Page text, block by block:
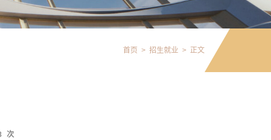
首页 > 招生就业 > 正文
次